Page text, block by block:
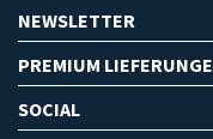
NEWSLETTER
PREMIUM
SOCIAL